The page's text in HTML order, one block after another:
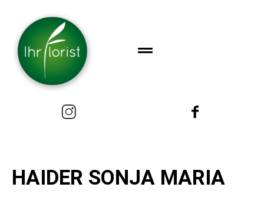
HAIDER SONJA MARIA